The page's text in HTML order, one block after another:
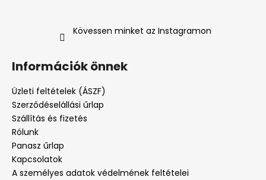
Kövessen minket az Instagramon
Információk önnek
Üzleti feltételek (ÁSZF)
Szerződéselállási űrlap
Szállítás és fizetés
Rólunk
Panasz űrlap
Kapcsolatok
A személyes adatok védelmének feltételei